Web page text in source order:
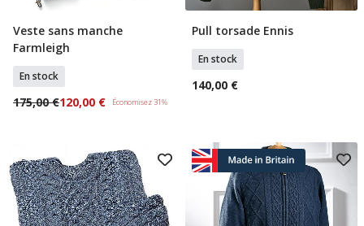
Sélectionner Tailles
Veste sans manche
Farmleigh
En stock
175,00 €120,00 € Économisez 31%
Sélectionner Tailles
Pull torsade Ennis
En stock
140,00 €